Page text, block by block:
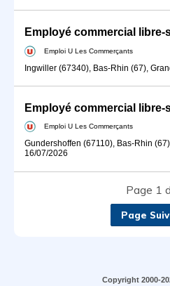
Employé commercial libre-
Emploi U Les Commerçants
Ingwiller (67340), Bas-Rhin (67),
Employé commercial libre-
Emploi U Les Commerçants
Gundershoffen (67110), Bas-Rhin
16/07/2026
Page 1
Page
Copyright 2000-